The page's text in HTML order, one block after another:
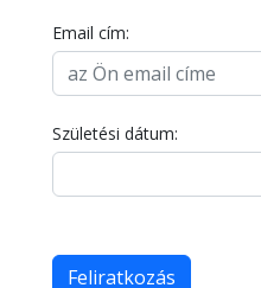
Email cím:
Születési dátum: